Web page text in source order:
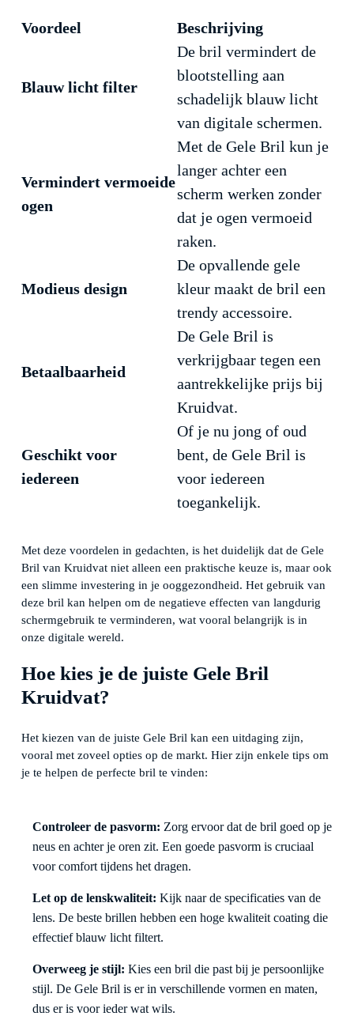
Voordeel Beschrijving
Blauw licht filter
De bril vermindert de
blootstelling aan
schadelijk blauw licht
van digitale schermen.
Vermindert vermoeide
ogen
Met de Gele Bril kun je
langer achter een
scherm werken zonder
dat je ogen vermoeid
raken.
Modieus design
De opvallende gele
kleur maakt de bril een
trendy accessoire.
Betaalbaarheid
De Gele Bril is
verkrijgbaar tegen een
aantrekkelijke prijs bij
Kruidvat.
Geschikt voor
iedereen
Of je nu jong of oud
bent, de Gele Bril is
voor iedereen
toegankelijk.
Met deze voordelen in gedachten, is het duidelijk dat de Gele
Bril van Kruidvat niet alleen een praktische keuze is, maar ook
een slimme investering in je ooggezondheid. Het gebruik van
deze bril kan helpen om de negatieve effecten van langdurig
schermgebruik te verminderen, wat vooral belangrijk is in
onze digitale wereld.
Hoe kies je de juiste Gele Bril
Kruidvat?
Het kiezen van de juiste Gele Bril kan een uitdaging zijn,
vooral met zoveel opties op de markt. Hier zijn enkele tips om
je te helpen de perfecte bril te vinden:
Controleer de pasvorm: Zorg ervoor dat de bril goed op je
neus en achter je oren zit. Een goede pasvorm is cruciaal
voor comfort tijdens het dragen.
Let op de lenskwaliteit: Kijk naar de specificaties van de
lens. De beste brillen hebben een hoge kwaliteit coating die
effectief blauw licht filtert.
Overweeg je stijl: Kies een bril die past bij je persoonlijke
stijl. De Gele Bril is er in verschillende vormen en maten,
dus er is voor ieder wat wils.